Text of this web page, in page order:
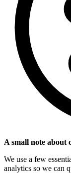
A small note about
We use a few
analytics so we can